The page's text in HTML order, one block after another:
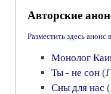
Авторские
Разместить здесь анонс
Монолог
Ты - не сон (
Сны для нас (